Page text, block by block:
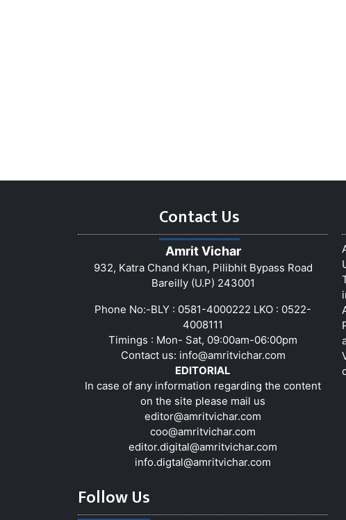
Contact Us
Amrit Vichar
932, Katra Chand Khan, Pilibhit Bypass Road
Bareilly (U.P) 243001
Phone No:-BLY : 0581-4000222 LKO : 0522-
4008111
Timings : Mon- Sat, 09:00am-06:00pm
Contact us: info@amritvichar.com
EDITORIAL
In case of any information regarding the content
on the site please mail us
editor@amritvichar.com
coo@amritvichar.com
editor.digital@amritvichar.com
info.digtal@amritvichar.com
Follow Us